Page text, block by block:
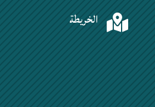
 الخريطة